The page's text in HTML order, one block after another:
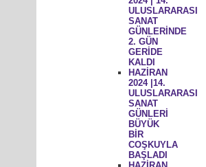
ULUSLARARASI
SANAT
GÜNLERİNDE
2. GÜN
GERİDE
KALDI
HAZİRAN
2024 |14.
ULUSLARARASI
SANAT
GÜNLERİ
BÜYÜK
BİR
COŞKUYLA
BAŞLADI